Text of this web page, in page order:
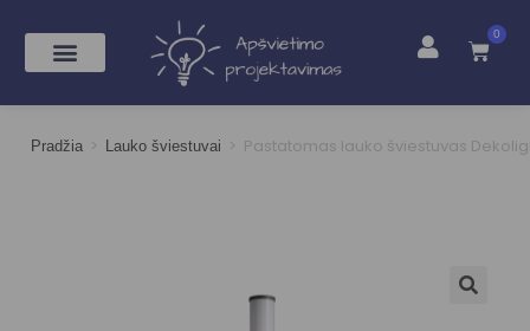
0
Pradžia > Lauko šviestuvai > Pastatomas lauko šviestuvas